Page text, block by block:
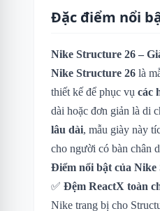
Đặc điểm nổi
Nike Structure 26 –
Nike Structure 26 là
thiết kế để phục vụ các
dài hoặc đơn giản là di
lâu dài, mẫu giày này
cho người có bàn chân
Điểm nổi bật của Nike
✅ Đệm ReactX toàn
Nike trang bị cho